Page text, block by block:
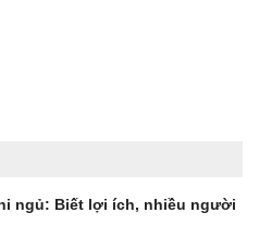
ngủ: Biết lợi ích, nhiều người